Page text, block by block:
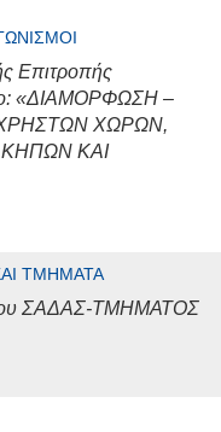
Επιτροπής
«ΔΙΑΜΟΡΦΩΣΗ –
ΧΩΡΩΝ,
ΚΑΙ
ΤΜΉΜΑΤΑ
ΣΑΔΑΣ-ΤΜΗΜΑΤΟΣ